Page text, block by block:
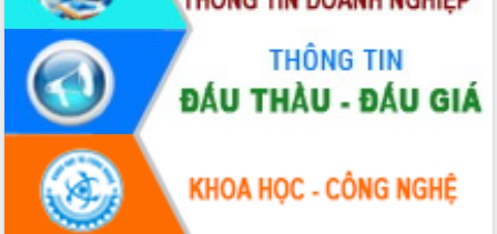
Đắk Lắk ký kết thỏa thuận hợp tác về
chuyển đổi số giai đoạn 2026 – 2030
với Tập đoàn Bưu chính Viễn thông
Việt Nam
Thứ trưởng Bộ Y tế làm việc với tỉnh
Đắk Lắk về phát triển nhân lực y tế
cho trạm y tế cấp xã
Du lịch Đắk Lắk nâng tầm trải nghiệm
du khách thông qua Hệ thống cơ sở dữ
liệu và Bản đồ số